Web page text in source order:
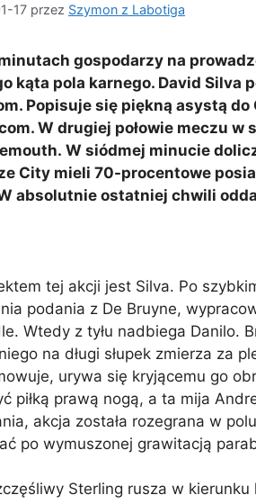
17 przez Szymon z Labotiga
gospodarzy na
kąta pola karnego. David
Popisuje się piękną asystą
W drugiej połowie meczu w
W siódmej minucie
City mieli 70-procentowe
absolutnie ostatniej chwili
tej akcji jest Silva. Po
podania z De Bruyne,
Wtedy z tyłu nadbiega Danilo.
na długi słupek zmierza za
urywa się kryjącemu go
piłką prawą nogą, a ta mija
akcja została rozegrana w
po wymuszonej grawitacją
Sterling rusza w